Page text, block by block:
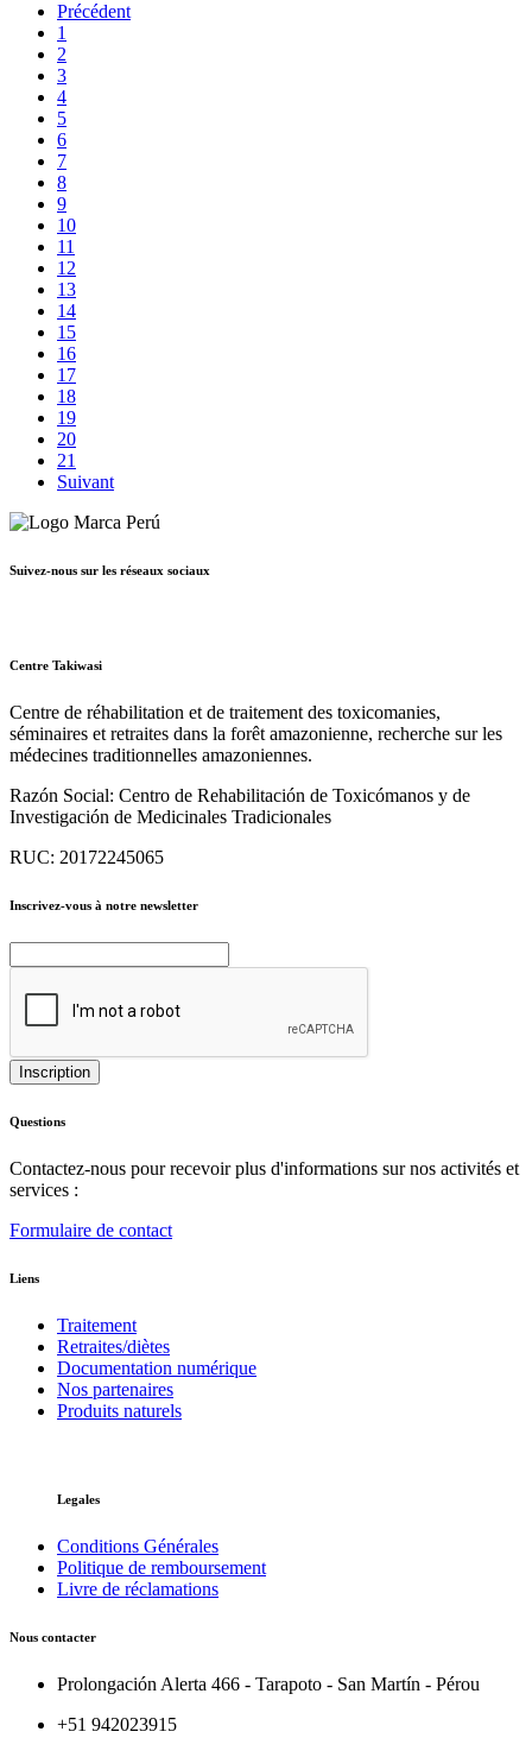
Précédent
1
2
3
4
5
6
7
8
9
10
11
12
13
14
15
16
17
18
19
20
21
Suivant
Suivez-nous sur les réseaux sociaux
Centre Takiwasi
Centre de réhabilitation et de traitement des toxicomanies,
séminaires et retraites dans la forêt amazonienne, recherche sur les
médecines traditionnelles amazoniennes.
Razón Social: Centro de Rehabilitación de Toxicómanos y de
Investigación de Medicinales Tradicionales
RUC: 20172245065
Inscrivez-vous à notre newsletter
Questions
Contactez-nous pour recevoir plus d'informations sur nos activités et
services :
Formulaire de contact
Liens
Traitement
Retraites/diètes
Documentation numérique
Nos partenaires
Produits naturels
Legales
Conditions Générales
Politique de remboursement
Livre de réclamations
Nous contacter
Prolongación Alerta 466 - Tarapoto - San Martín - Pérou
+51 942023915